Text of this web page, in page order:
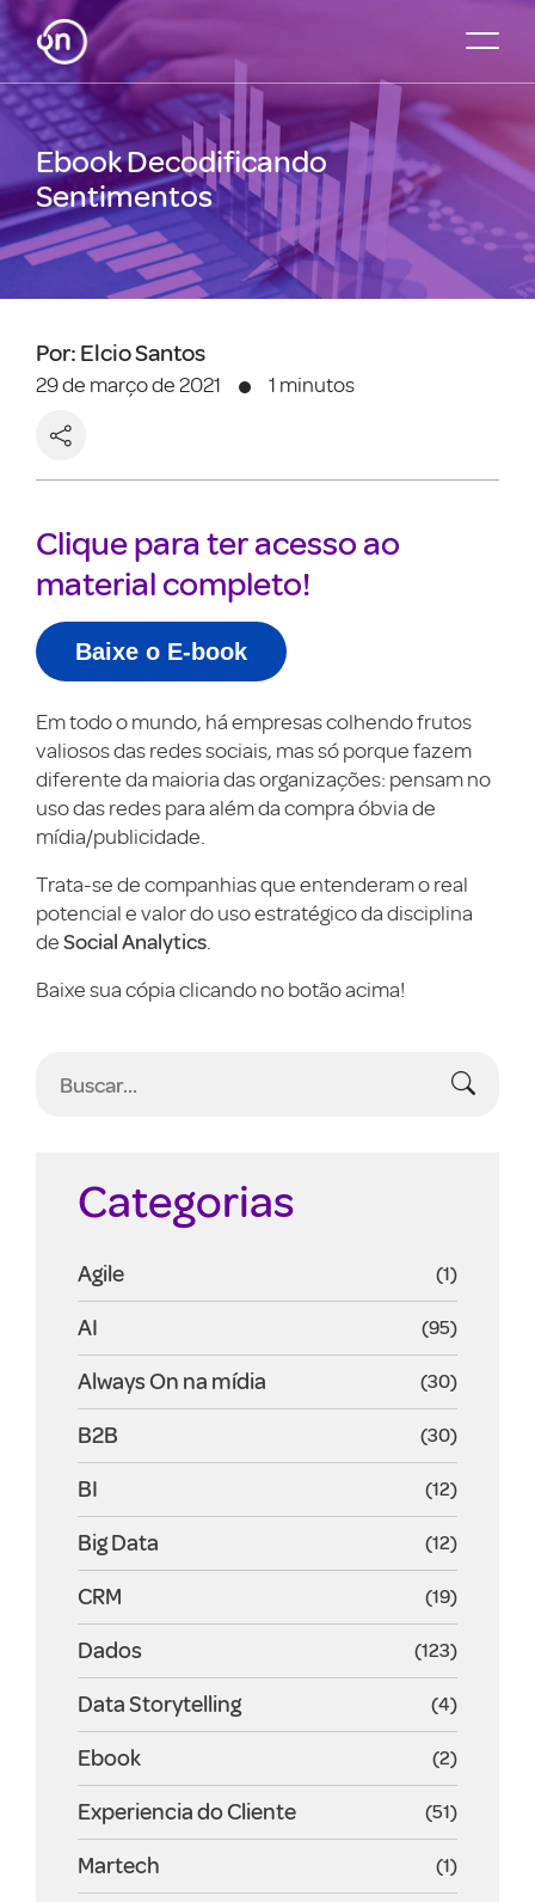
Ebook Decodificando
Sentimentos
Por: Elcio Santos
29 de março de 2021 1 minutos
Clique para ter acesso ao
material completo!
Baixe o E-book
Em todo o mundo, há empresas colhendo frutos
valiosos das redes sociais, mas só porque fazem
diferente da maioria das organizações: pensam no
uso das redes para além da compra óbvia de
mídia/publicidade.
Trata-se de companhias que entenderam o real
potencial e valor do uso estratégico da disciplina
de Social Analytics.
Baixe sua cópia clicando no botão acima!
Categorias
Agile (1)
AI (95)
Always On na mídia (30)
B2B (30)
BI (12)
Big Data (12)
CRM (19)
Dados (123)
Data Storytelling (4)
Ebook (2)
Experiencia do Cliente (51)
Martech (1)